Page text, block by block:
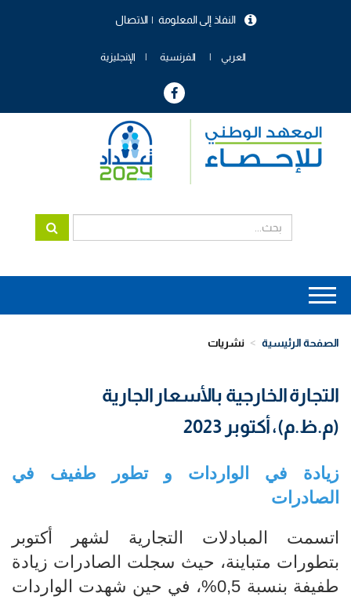
الاتصال النفاذ إلى المعلومة
العربي الفرنسية الإنجليزية
Main
navigation
الصفحة الرئيسية نشريات
التجارة الخارجية بالأسعار الجارية
(م.ظ.م)، أكتوبر 2023
زيادة في الواردات و تطور طفيف في
الصادرات
اتسمت المبادلات التجارية لشهر أكتوبر
بتطورات متباينة، حيث سجلت الصادرات زيادة
طفيفة بنسبة 0,5%، في حين شهدت الواردات